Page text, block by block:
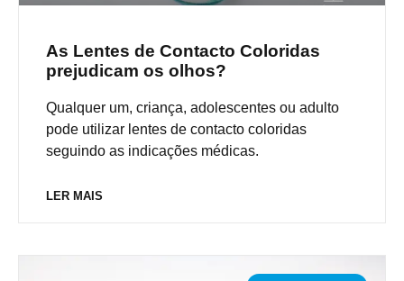
As Lentes de Contacto Coloridas
prejudicam os olhos?
Qualquer um, criança, adolescentes ou adulto
pode utilizar lentes de contacto coloridas
seguindo as indicações médicas.
LER MAIS